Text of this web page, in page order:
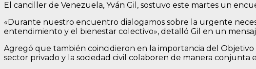
El canciller de Venezuela, Yván Gil, sostuvo este martes un
«Durante nuestro encuentro dialogamos sobre la urgente
entendimiento y el bienestar colectivo», detalló Gil en un
Agregó que también coincidieron en la importancia del
sector privado y la sociedad civil colaboren de manera conjunta